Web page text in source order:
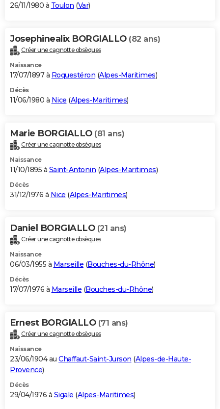
26/11/1980 à Toulon (Var)
Josephinealix BORGIALLO (82 ans)
Créer une cagnotte obsèques
Naissance
17/07/1897 à Roquestéron (Alpes-Maritimes)
Décès
11/06/1980 à Nice (Alpes-Maritimes)
Marie BORGIALLO (81 ans)
Créer une cagnotte obsèques
Naissance
11/10/1895 à Saint-Antonin (Alpes-Maritimes)
Décès
31/12/1976 à Nice (Alpes-Maritimes)
Daniel BORGIALLO (21 ans)
Créer une cagnotte obsèques
Naissance
06/03/1955 à Marseille (Bouches-du-Rhône)
Décès
17/07/1976 à Marseille (Bouches-du-Rhône)
Ernest BORGIALLO (71 ans)
Créer une cagnotte obsèques
Naissance
23/06/1904 au Chaffaut-Saint-Jurson (Alpes-de-Haute-
Provence)
Décès
29/04/1976 à Sigale (Alpes-Maritimes)